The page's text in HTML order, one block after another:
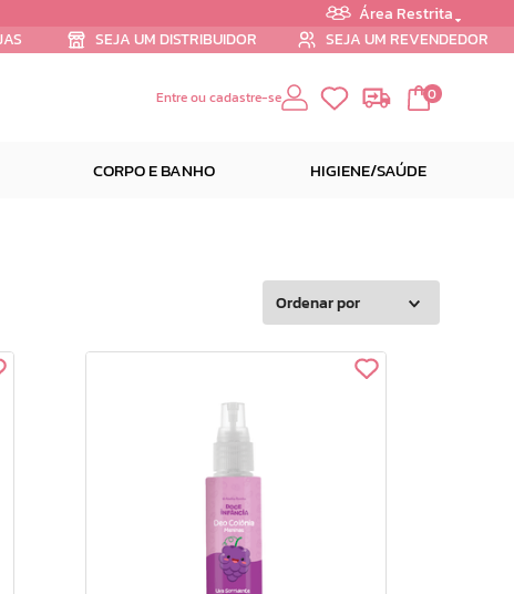
Área Restrita
SEJA UM DISTRIBUIDOR SEJA UM REVENDEDOR
Entre ou cadastre-se 0
CORPO E BANHO HIGIENE/SAÚDE
Ordenar por